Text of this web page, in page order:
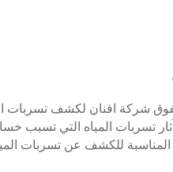
المياه فى شمال الرياض 0553445129 حيث تتفوق شركة افنان لكشف
تسربات المياه التي تسبب
للكشف عن تسربات